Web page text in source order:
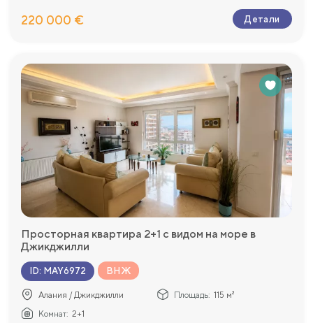
220 000 € Детали
Просторная квартира 2+1 с видом на море в
Джикджилли
ID: MAY6972 ВНЖ
Алания / Джикджилли Площадь: 115 м²
Комнат: 2+1